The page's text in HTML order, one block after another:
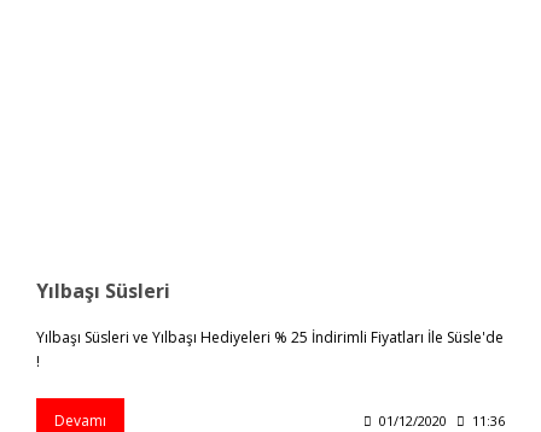
Yılbaşı Süsleri
Yılbaşı Süsleri ve Yılbaşı Hediyeleri % 25 İndirimli Fiyatları İle Süsle'de
!
Devamı 01/12/2020 11:36